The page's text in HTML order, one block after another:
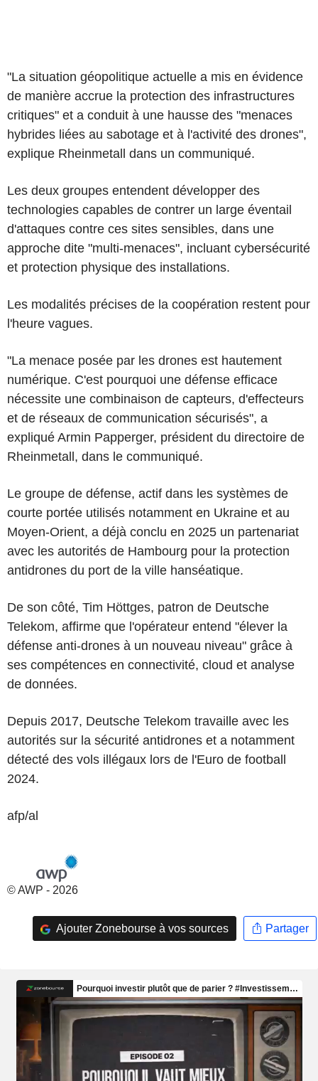
"La situation géopolitique actuelle a mis en évidence
de manière accrue la protection des infrastructures
critiques" et a conduit à une hausse des "menaces
hybrides liées au sabotage et à l'activité des drones",
explique Rheinmetall dans un communiqué.
Les deux groupes entendent développer des
technologies capables de contrer un large éventail
d'attaques contre ces sites sensibles, dans une
approche dite "multi-menaces", incluant cybersécurité
et protection physique des installations.
Les modalités précises de la coopération restent pour
l'heure vagues.
"La menace posée par les drones est hautement
numérique. C'est pourquoi une défense efficace
nécessite une combinaison de capteurs, d'effecteurs
et de réseaux de communication sécurisés", a
expliqué Armin Papperger, président du directoire de
Rheinmetall, dans le communiqué.
Le groupe de défense, actif dans les systèmes de
courte portée utilisés notamment en Ukraine et au
Moyen-Orient, a déjà conclu en 2025 un partenariat
avec les autorités de Hambourg pour la protection
antidrones du port de la ville hanséatique.
De son côté, Tim Höttges, patron de Deutsche
Telekom, affirme que l'opérateur entend "élever la
défense anti-drones à un nouveau niveau" grâce à
ses compétences en connectivité, cloud et analyse
de données.
Depuis 2017, Deutsche Telekom travaille avec les
autorités sur la sécurité antidrones et a notamment
détecté des vols illégaux lors de l'Euro de football
2024.
afp/al
© AWP - 2026
Ajouter Zonebourse à vos sources Partager